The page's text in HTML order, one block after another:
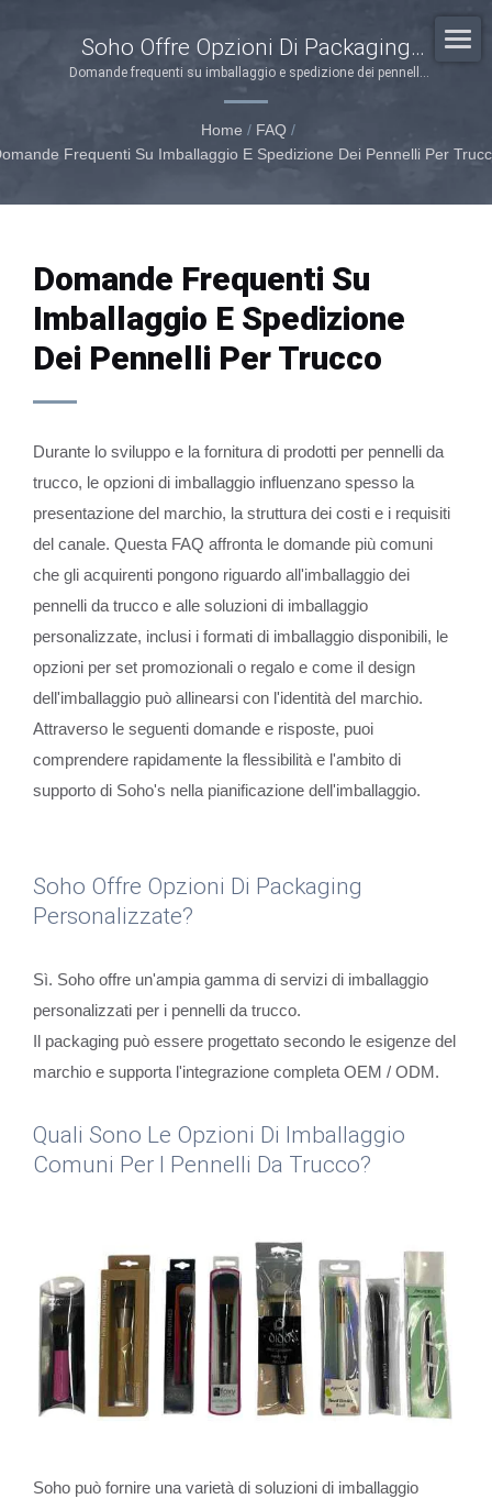
Soho Offre Opzioni Di Packaging
Personalizzate?
Domande frequenti su imballaggio e spedizione dei pennelli
per trucco
Home / FAQ /
Frequenti Su Imballaggio E Spedizione Dei Pennelli Per
Domande Frequenti Su
Imballaggio E Spedizione
Dei Pennelli Per Trucco
Durante lo sviluppo e la fornitura di prodotti per pennelli da
trucco, le opzioni di imballaggio influenzano spesso la
presentazione del marchio, la struttura dei costi e i requisiti
del canale. Questa FAQ affronta le domande più comuni
che gli acquirenti pongono riguardo all'imballaggio dei
pennelli da trucco e alle soluzioni di imballaggio
personalizzate, inclusi i formati di imballaggio disponibili, le
opzioni per set promozionali o regalo e come il design
dell'imballaggio può allinearsi con l'identità del marchio.
Attraverso le seguenti domande e risposte, puoi
comprendere rapidamente la flessibilità e l'ambito di
supporto di Soho's nella pianificazione dell'imballaggio.
Soho Offre Opzioni Di Packaging
Personalizzate?
Sì. Soho offre un'ampia gamma di servizi di imballaggio
personalizzati per i pennelli da trucco.
Il packaging può essere progettato secondo le esigenze del
marchio e supporta l'integrazione completa OEM / ODM.
Quali Sono Le Opzioni Di Imballaggio
Comuni Per I Pennelli Da Trucco?
Soho può fornire una varietà di soluzioni di imballaggio